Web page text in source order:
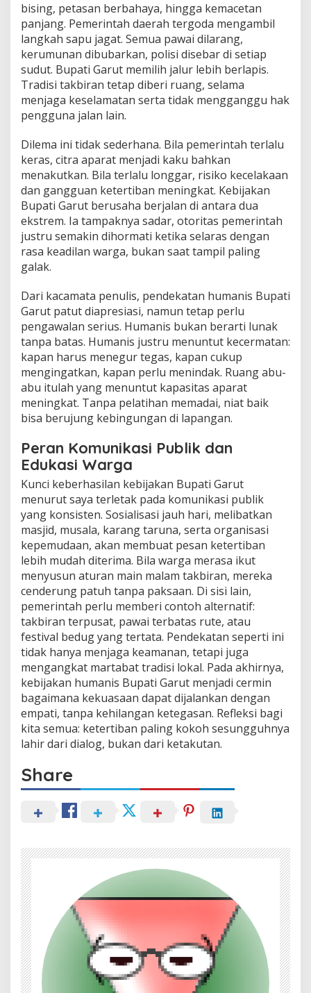
bising, petasan berbahaya, hingga kemacetan
panjang. Pemerintah daerah tergoda mengambil
langkah sapu jagat. Semua pawai dilarang,
kerumunan dibubarkan, polisi disebar di setiap
sudut. Bupati Garut memilih jalur lebih berlapis.
Tradisi takbiran tetap diberi ruang, selama
menjaga keselamatan serta tidak mengganggu hak
pengguna jalan lain.
Dilema ini tidak sederhana. Bila pemerintah terlalu
keras, citra aparat menjadi kaku bahkan
menakutkan. Bila terlalu longgar, risiko kecelakaan
dan gangguan ketertiban meningkat. Kebijakan
Bupati Garut berusaha berjalan di antara dua
ekstrem. Ia tampaknya sadar, otoritas pemerintah
justru semakin dihormati ketika selaras dengan
rasa keadilan warga, bukan saat tampil paling
galak.
Dari kacamata penulis, pendekatan humanis Bupati
Garut patut diapresiasi, namun tetap perlu
pengawalan serius. Humanis bukan berarti lunak
tanpa batas. Humanis justru menuntut kecermatan:
kapan harus menegur tegas, kapan cukup
mengingatkan, kapan perlu menindak. Ruang abu-
abu itulah yang menuntut kapasitas aparat
meningkat. Tanpa pelatihan memadai, niat baik
bisa berujung kebingungan di lapangan.
Peran Komunikasi Publik dan
Edukasi Warga
Kunci keberhasilan kebijakan Bupati Garut
menurut saya terletak pada komunikasi publik
yang konsisten. Sosialisasi jauh hari, melibatkan
masjid, musala, karang taruna, serta organisasi
kepemudaan, akan membuat pesan ketertiban
lebih mudah diterima. Bila warga merasa ikut
menyusun aturan main malam takbiran, mereka
cenderung patuh tanpa paksaan. Di sisi lain,
pemerintah perlu memberi contoh alternatif:
takbiran terpusat, pawai terbatas rute, atau
festival bedug yang tertata. Pendekatan seperti ini
tidak hanya menjaga keamanan, tetapi juga
mengangkat martabat tradisi lokal. Pada akhirnya,
kebijakan humanis Bupati Garut menjadi cermin
bagaimana kekuasaan dapat dijalankan dengan
empati, tanpa kehilangan ketegasan. Refleksi bagi
kita semua: ketertiban paling kokoh sesungguhnya
lahir dari dialog, bukan dari ketakutan.
Share